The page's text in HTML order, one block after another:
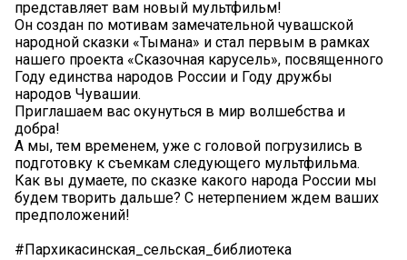
представляет вам новый мультфильм!
Он создан по мотивам замечательной чувашской
народной сказки «Тымана» и стал первым в рамках
нашего проекта «Сказочная карусель», посвященного
Году единства народов России и Году дружбы
народов Чувашии.
Приглашаем вас окунуться в мир волшебства и
добра!
А мы, тем временем, уже с головой погрузились в
подготовку к съемкам следующего мультфильма.
Как вы думаете, по сказке какого народа России мы
будем творить дальше? С нетерпением ждем ваших
предположений!
#Пархикасинская_сельская_библиотека